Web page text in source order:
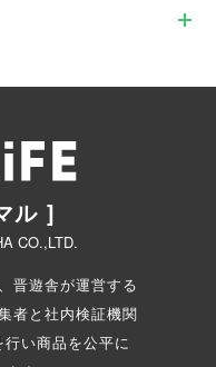
ル ]
CO.,LTD.
晋遊舎が運営する
者と社内検証機関
い商品を公平に